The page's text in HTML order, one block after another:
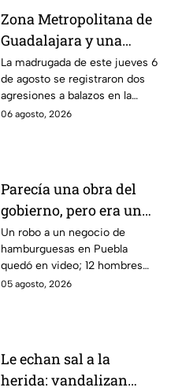
Zona Metropolitana de
Guadalajara y una
jornada de violencia:
Asesinan a balazos a
dos hombres en
Tlajomulco y El Salto
La madrugada de este jueves 6
de agosto se registraron dos
agresiones a balazos en la
Zona Metropolitana de
06 agosto, 2026
Parecía una obra del
gobierno, pero era un
robo planeado: Así
saquearon negocio de
hamburguesas en
Puebla
Un robo a un negocio de
hamburguesas en Puebla
quedó en video; 12 hombres
habrían fingido ser
05 agosto, 2026
Le echan sal a la
herida: vandalizan